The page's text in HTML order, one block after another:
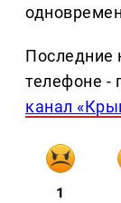
Последние
телефоне -
канал
1